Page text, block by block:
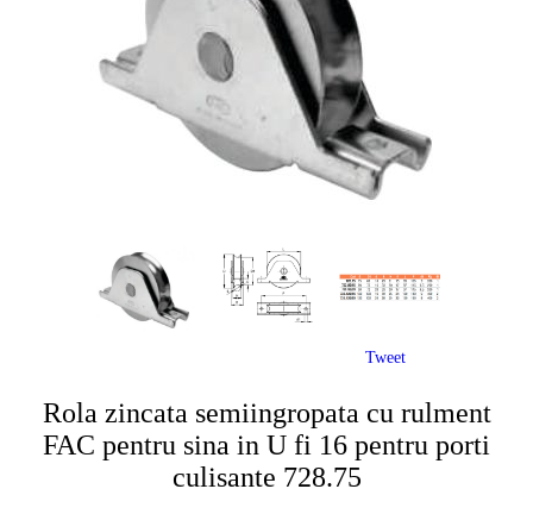
Rola zincata semiingropata cu rulment
FAC pentru sina in U fi 16 pentru porti
culisante 728.75
Tweet